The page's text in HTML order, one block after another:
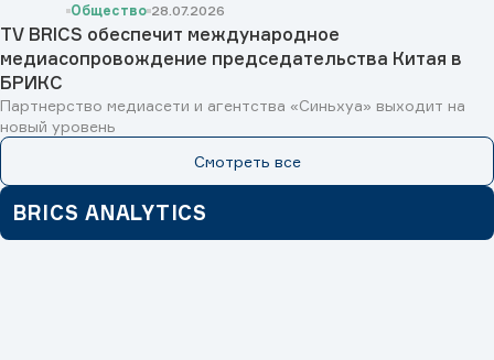
Общество 28.07.2026
TV BRICS обеспечит международное
медиасопровождение председательства Китая в
БРИКС
Партнерство медиасети и агентства «Синьхуа» выходит на
новый уровень
Смотреть все
BRICS ANALYTICS